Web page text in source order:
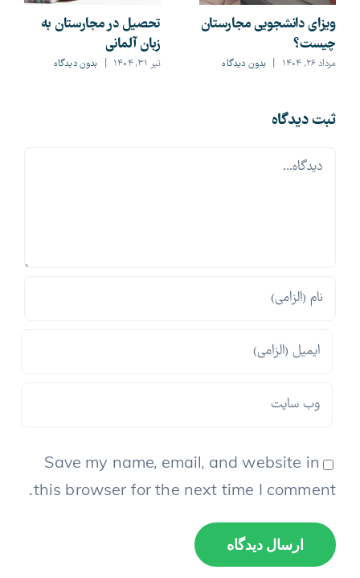
ویزای دانشجویی مجارستان
چیست؟
مرداد ۲۶, ۱۴۰۴ بدون ديدگاه
تحصیل در مجارستان به
زبان آلمانی
تیر ۳۱, ۱۴۰۴ بدون ديدگاه
ثبت ديدگاه
Comment
Save my name, email, and website in
this browser for the next time I comment.